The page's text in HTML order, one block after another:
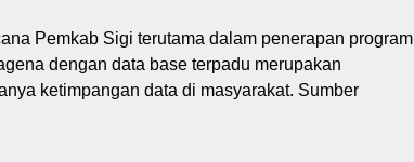
Pemkab Sigi terutama dalam penerapan program
dengan data base terpadu merupakan
ketimpangan data di masyarakat. Sumber